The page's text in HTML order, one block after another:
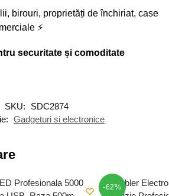
birouri, proprietăți de închiriat, case
⚡
securitate și comoditate
SKU:
SDC2874
Gadgeturi si electronice
-62%